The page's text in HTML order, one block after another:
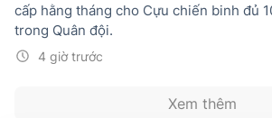
4 giờ trước
cấp hằng tháng cho Cựu chiến binh đủ
trong Quân đội.
Xem thêm